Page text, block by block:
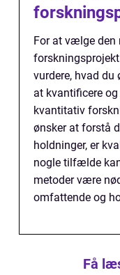
For at vælge den
vurdere, hvad du
at kvantificere
kvantitativ
ønsker at forstå
holdninger, er
nogle tilfælde
metoder være
omfattende og
Få